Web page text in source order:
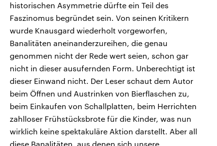
historischen Asymmetrie dürfte ein Teil des
Faszinomus begründet sein. Von seinen Kritikern
wurde Knausgard wiederholt vorgeworfen,
Banalitäten aneinanderzureihen, die genau
genommen nicht der Rede wert seien, schon gar
nicht in dieser ausufernden Form. Unberechtigt ist
dieser Einwand nicht. Der Leser schaut dem Autor
beim Öffnen und Austrinken von Bierflaschen zu,
beim Einkaufen von Schallplatten, beim Herrichten
zahlloser Frühstücksbrote für die Kinder, was nun
wirklich keine spektakuläre Aktion darstellt. Aber all
diese Banalitäten, aus denen sich unsere